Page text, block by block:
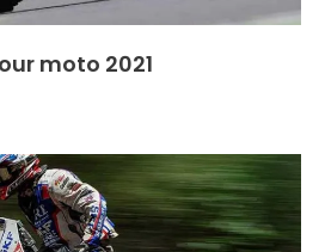
moto 2021